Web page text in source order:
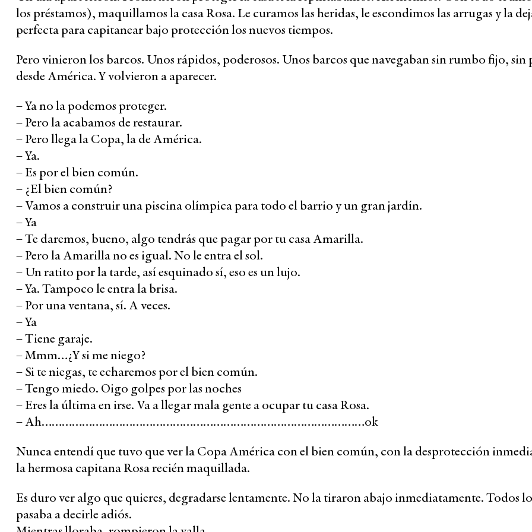
los préstamos), maquillamos la casa Rosa. Le curamos las heridas, le escondimos las arrugas y la
perfecta para capitanear bajo protección los nuevos tiempos.
Pero vinieron los barcos. Unos rápidos, poderosos. Unos barcos que navegaban sin rumbo fijo, sin
desde América. Y volvieron a aparecer.
– Ya no la podemos proteger.
– Pero la acabamos de restaurar.
– Pero llega la Copa, la de América.
– Ya.
– Es por el bien común.
– ¿El bien común?
– Vamos a construir una piscina olímpica para todo el barrio y un gran jardín.
– Ya
– Te daremos, bueno, algo tendrás que pagar por tu casa Amarilla.
– Pero la Amarilla no es igual. No le entra el sol.
– Un ratito por la tarde, así esquinado sí, eso es un lujo.
– Ya. Tampoco le entra la brisa.
– Por una ventana, sí. A veces.
– Ya
– Tiene garaje.
– Mmm…¿Y si me niego?
– Si te niegas, te echaremos por el bien común.
– Tengo miedo. Oigo golpes por las noches
– Eres la última en irse. Va a llegar mala gente a ocupar tu casa Rosa.
– Ah……………………………………………………………………………………ok
Nunca entendí que tuvo que ver la Copa América con el bien común, con la desprotección
la hermosa capitana Rosa recién maquillada.
Es duro ver algo que quieres, degradarse lentamente. No la tiraron abajo inmediatamente. Todos
pasaba a decirle adiós.